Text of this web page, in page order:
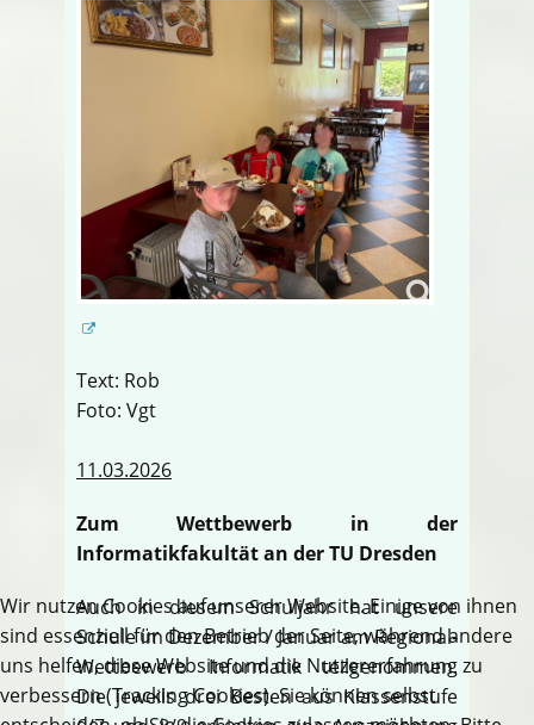
Text: Rob
Foto: Vgt
11.03.2026
Zum Wettbewerb in der
Informatikfakultät an der TU Dresden
Auch in diesem Schuljahr hat unsere
Schule im Dezember / Januar am Regional-
Wettbewerb Informatik teilgenommen.
Die jeweils drei Besten aus Klassenstufe
Wir nutzen Cookies auf unserer Website. Einige von ihnen
sind essenziell für den Betrieb der Seite, während andere
uns helfen, diese Website und die Nutzererfahrung zu
verbessern (Tracking Cookies). Sie können selbst